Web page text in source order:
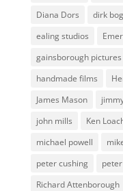
Diana Dors
dirk
ealing studios
gainsborough pictures
handmade films
James Mason
john mills
Ken
michael powell
peter cushing
Richard Attenborough